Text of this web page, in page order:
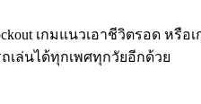
เกมแนวเอาชีวิตรอด หรื
เล่นได้ทุกเพศทุกวัยอีกด้วย